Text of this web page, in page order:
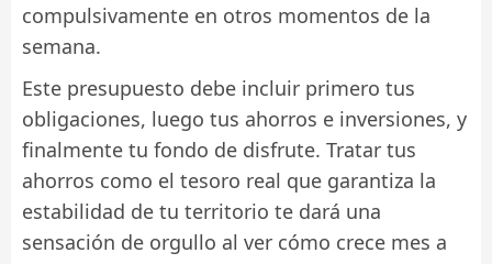
compulsivamente en otros momentos de la
semana.
Este presupuesto debe incluir primero tus
obligaciones, luego tus ahorros e inversiones, y
finalmente tu fondo de disfrute. Tratar tus
ahorros como el tesoro real que garantiza la
estabilidad de tu territorio te dará una
sensación de orgullo al ver cómo crece mes a